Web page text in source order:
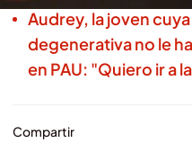
Audrey, la joven
degenerativa no le
en PAU: "Quiero ir a
Compartir